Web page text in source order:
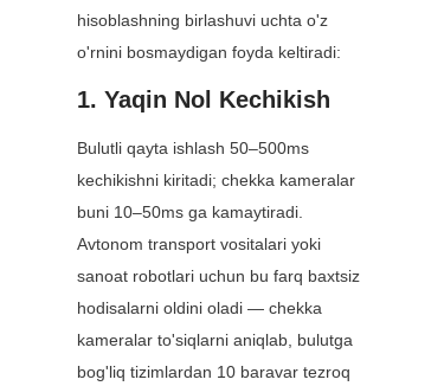
hisoblashning birlashuvi uchta o'z
o'rnini bosmaydigan foyda keltiradi:
1. Yaqin Nol Kechikish
Bulutli qayta ishlash 50–500ms
kechikishni kiritadi; chekka kameralar
buni 10–50ms ga kamaytiradi.
Avtonom transport vositalari yoki
sanoat robotlari uchun bu farq baxtsiz
hodisalarni oldini oladi — chekka
kameralar to'siqlarni aniqlab, bulutga
bog'liq tizimlardan 10 baravar tezroq